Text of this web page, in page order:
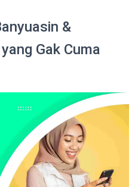
&
Gak Cuma